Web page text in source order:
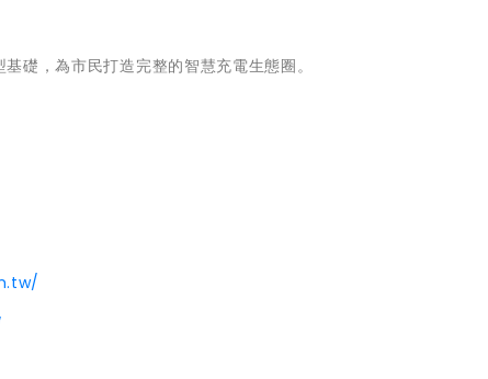
礎，為市民打造完整的智慧充電生態圈。